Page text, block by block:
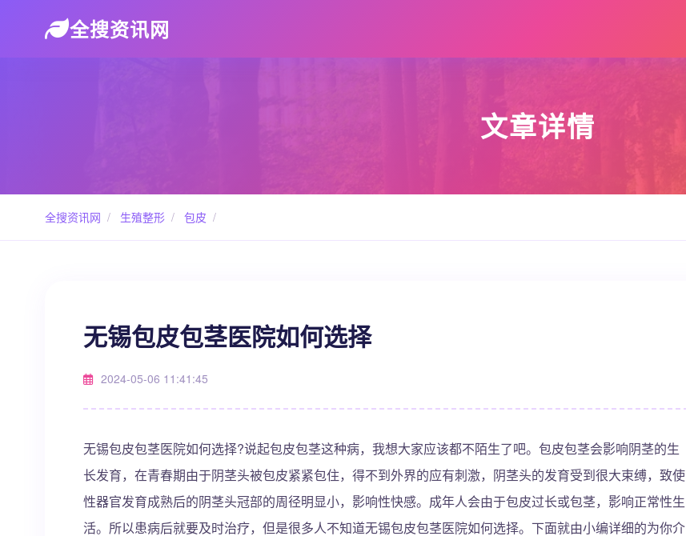
全搜资讯网
文章详情
全搜资讯网 / 生殖整形 / 包皮 /
无锡包皮包茎医院如何选择
2024-05-06 11:41:45
无锡包皮包茎医院如何选择?说起包皮包茎这种病，我想大家应该都不陌生了吧。包皮包茎会影响阴茎的生
长发育，在青春期由于阴茎头被包皮紧紧包住，得不到外界的应有刺激，阴茎头的发育受到很大束缚，致使
性器官发育成熟后的阴茎头冠部的周径明显小，影响性快感。成年人会由于包皮过长或包茎，影响正常性生
活。所以患病后就要及时治疗，但是很多人不知道无锡包皮包茎医院如何选择。下面就由小编详细的为你介